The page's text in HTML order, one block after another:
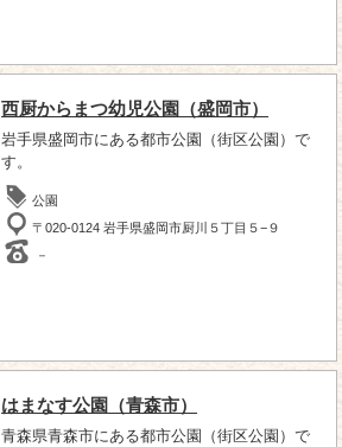
西厨からまつ幼児公園（盛岡市）
岩手県盛岡市にある都市公園（街区公園）で
す。
公園
〒020-0124 岩手県盛岡市厨川５丁目５−９
－
はまなす公園（青森市）
青森県青森市にある都市公園（街区公園）で